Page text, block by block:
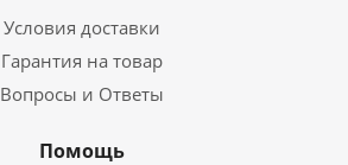
Условия доставки
Гарантия на товар
Вопросы и Ответы
Помощь